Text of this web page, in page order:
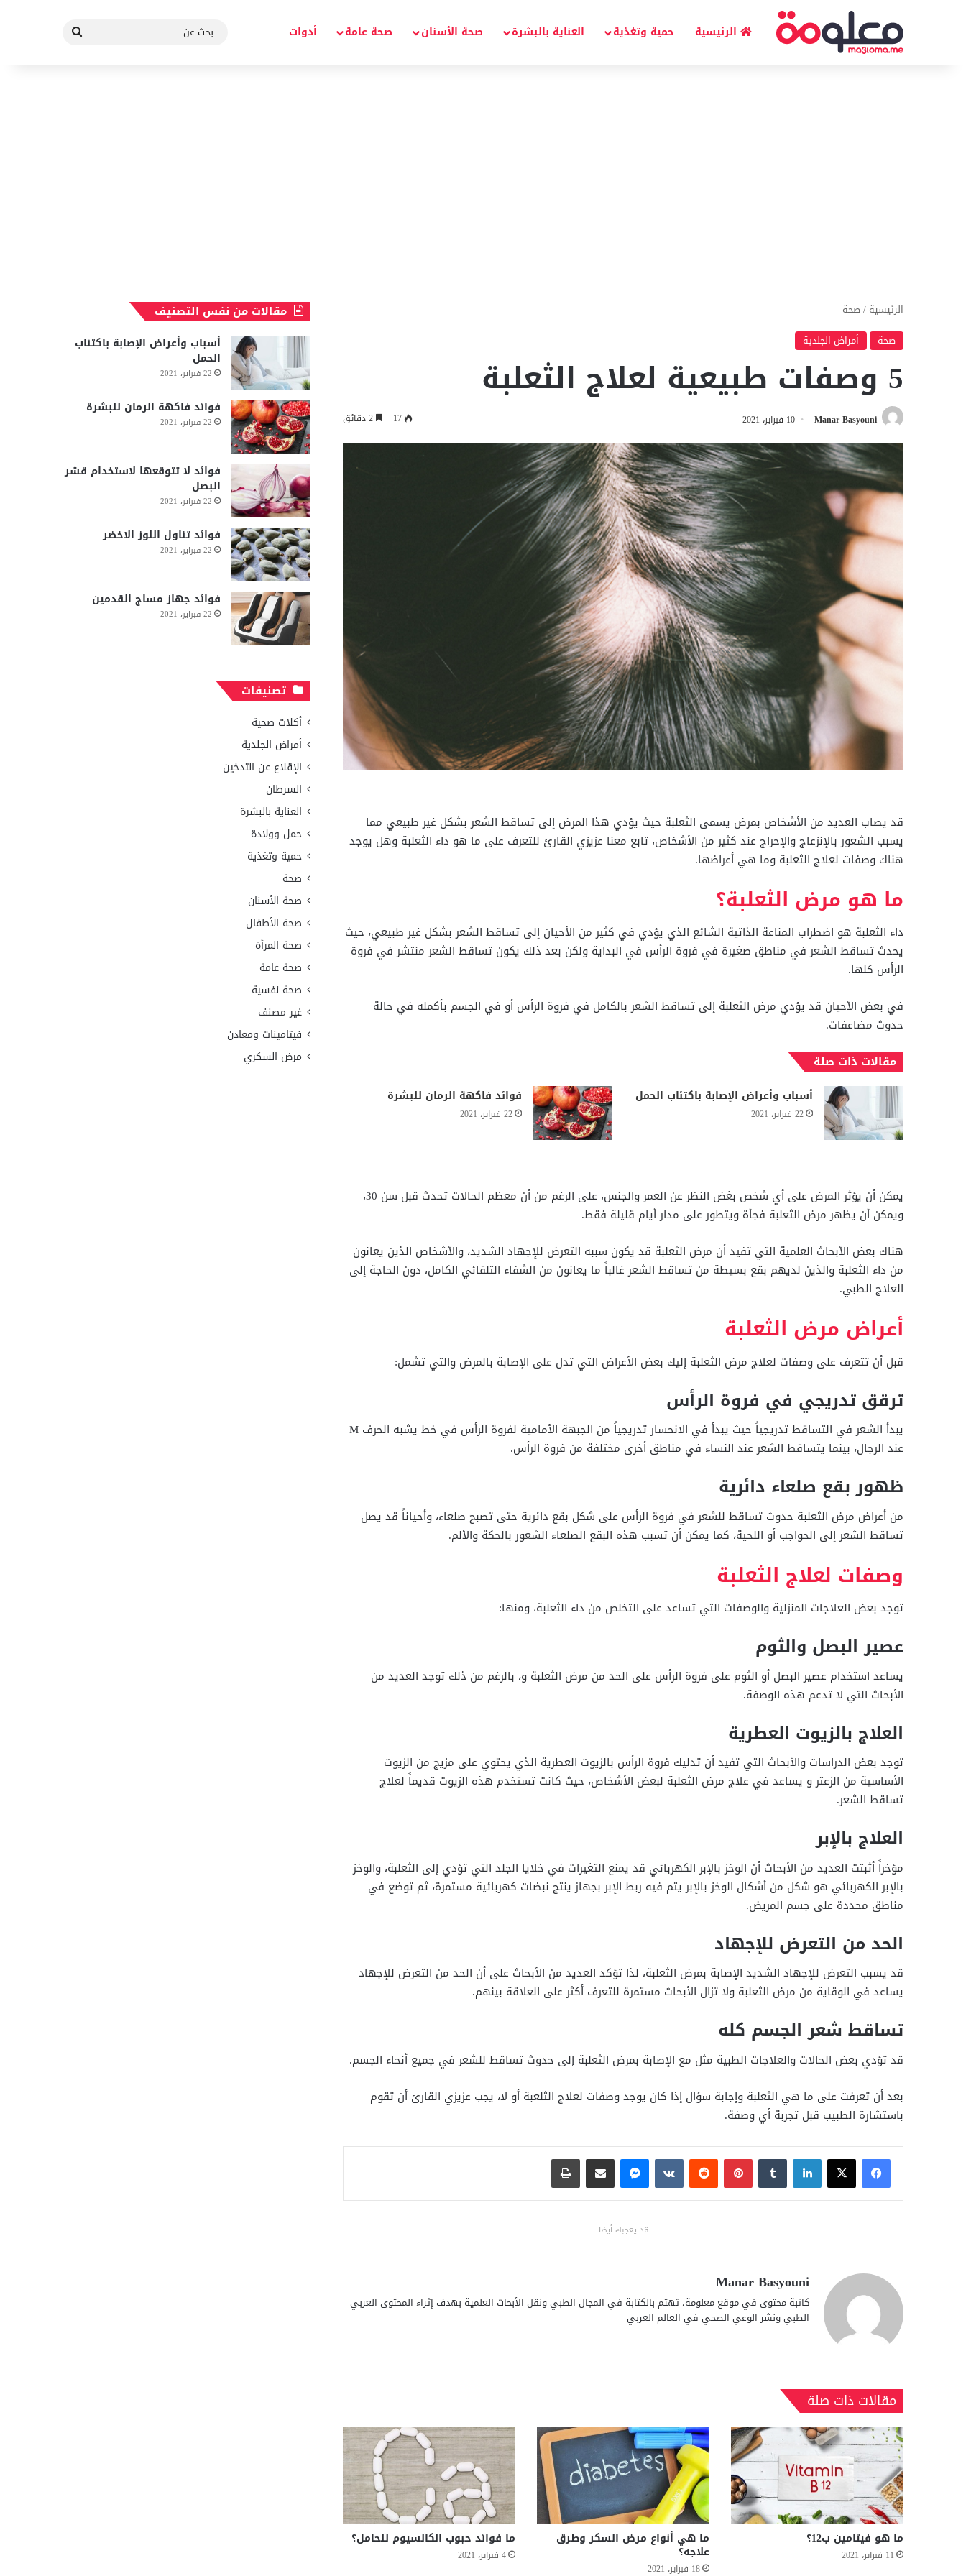
الرئيسية حمية وتغذية العناية بالبشرة صحة الأسنان صحة عامة أدوات
بحث
الرئيسية /صحة
صحة
أمراض الجلدية
5 وصفات طبيعية لعلاج الثعلبة
Manar Basyouni 10 فبراير، 2021 17
قد يصاب العديد من الأشخاص بمرض يسمى الثعلبة حيث يؤدي هذا المرض إلى تساقط الشعر بشكل غير طبيعي مما
يسبب الشعور بالإنزعاج والإحراج عند كثير من الأشخاص، تابع معنا عزيزي القارئ للتعرف على ما هو داء الثعلبة وهل يوجد
هناك وصفات لعلاج الثعلبة وما هي أعراضها.
ما هو مرض الثعلبة؟
داء الثعلبة هو اضطراب المناعة الذاتية الشائع الذي يؤدي في كثير من الأحيان إلى تساقط الشعر بشكل غير طبيعي، حيث
يحدث تساقط الشعر في مناطق صغيرة في فروة الرأس في البداية ولكن بعد ذلك يكون تساقط الشعر منتشر في فروة
الرأس كلها.
في بعض الأحيان قد يؤدي مرض الثعلبة إلى تساقط الشعر بالكامل في فروة الرأس أو في الجسم بأكمله في حالة
حدوث مضاعفات.
مقالات ذات صلة
أسباب وأعراض الإصابة باكتئاب الحمل
22 فبراير، 2021
فوائد فاكهة الرمان للبشرة
22 فبراير، 2021
يمكن أن يؤثر المرض على أي شخص بغض النظر عن العمر والجنس، على الرغم من أن معظم الحالات تحدث قبل سن 30،
ويمكن أن يظهر مرض الثعلبة فجأة ويتطور على مدار أيام قليلة فقط.
هناك بعض الأبحاث العلمية التي تفيد أن مرض الثعلبة قد يكون سببه التعرض للإجهاد الشديد، والأشخاص الذين يعانون
من داء الثعلبة والذين لديهم بقع بسيطة من تساقط الشعر غالباً ما يعانون من الشفاء التلقائي الكامل، دون الحاجة إلى
العلاج الطبي.
أعراض مرض الثعلبة
قبل أن تتعرف على وصفات لعلاج مرض الثعلبة إليك بعض الأعراض التي تدل على الإصابة بالمرض والتي تشمل:
ترقق تدريجي في فروة الرأس
يبدأ الشعر في التساقط تدريجياً حيث يبدأ في الانحسار تدريجياً من الجبهة الأمامية لفروة الرأس في خط يشبه الحرف M
عند الرجال، بينما يتساقط الشعر عند النساء في مناطق أخرى مختلفة من فروة الرأس.
ظهور بقع صلعاء دائرية
من أعراض مرض الثعلبة حدوث تساقط للشعر في فروة الرأس على شكل بقع دائرية حتى تصبح صلعاء، وأحياناً قد يصل
تساقط الشعر إلى الحواجب أو اللحية، كما يمكن أن تسبب هذه البقع الصلعاء الشعور بالحكة والألم.
وصفات لعلاج الثعلبة
توجد بعض العلاجات المنزلية والوصفات التي تساعد على التخلص من داء الثعلبة، ومنها:
عصير البصل والثوم
يساعد استخدام عصير البصل أو الثوم على فروة الرأس على الحد من مرض الثعلبة و، بالرغم من ذلك توجد العديد من
الأبحاث التي لا تدعم هذه الوصفة.
العلاج بالزيوت العطرية
توجد بعض الدراسات والأبحاث التي تفيد أن تدليك فروة الرأس بالزيوت العطرية الذي يحتوي على مزيج من الزيوت
الأساسية من الزعتر و يساعد في علاج مرض الثعلبة لبعض الأشخاص، حيث كانت تستخدم هذه الزيوت قديماً لعلاج
تساقط الشعر.
العلاج بالإبر
مؤخراً أثبتت العديد من الأبحاث أن الوخز بالإبر الكهربائي قد يمنع التغيرات في خلايا الجلد التي تؤدي إلى الثعلبة، والوخز
بالإبر الكهربائي هو شكل من أشكال الوخز بالإبر يتم فيه ربط الإبر بجهاز ينتج نبضات كهربائية مستمرة، ثم توضع في
مناطق محددة على جسم المريض.
الحد من التعرض للإجهاد
قد يسبب التعرض للإجهاد الشديد الإصابة بمرض الثعلبة، لذا تؤكد العديد من الأبحاث على أن الحد من التعرض للإجهاد
يساعد في الوقاية من مرض الثعلبة ولا تزال الأبحاث مستمرة للتعرف أكثر على العلاقة بينهم.
تساقط شعر الجسم كله
قد تؤدي بعض الحالات والعلاجات الطبية مثل مع الإصابة بمرض الثعلبة إلى حدوث تساقط للشعر في جميع أنحاء الجسم.
بعد أن تعرفت على ما هي الثعلبة وإجابة سؤال إذا كان يوجد وصفات لعلاج الثلعبة أو لا، يجب عزيزي القارئ أن تقوم
باستشارة الطبيب قبل تجربة أي وصفة.
فيسبوكX لينكدإن بينتيريست ماسنجر مشاركة عبر البريد طباعة
قد يعجبك أيضا
Manar Basyouni
كاتبة محتوى في موقع معلومة، تهتم بالكتابة في المجال الطبي ونقل الأبحاث العلمية بهدف إثراء المحتوى العربي
الطبي ونشر الوعي الصحي في العالم العربي
مقالات ذات صلة
ما هو فيتامين ب12؟
11 فبراير، 2021
ما هي أنواع مرض السكر وطرق
علاجه؟
18 فبراير، 2021
ما فوائد حبوب الكالسيوم للحامل؟
4 فبراير، 2021
مقالات من نفس التصنيف
أسباب وأعراض الإصابة باكتئاب
الحمل
22 فبراير، 2021
فوائد فاكهة الرمان للبشرة
22 فبراير، 2021
فوائد لا تتوقعها لاستخدام قشر
البصل
22 فبراير، 2021
فوائد تناول اللوز الاخضر
22 فبراير، 2021
فوائد جهاز مساج القدمين
22 فبراير، 2021
تصنيفات
أكلات صحية
أمراض الجلدية
الإقلاع عن التدخين
السرطان
العناية بالبشرة
حمل وولادة
حمية وتغذية
صحة
صحة الأسنان
صحة الأطفال
صحة المرأة
صحة عامة
صحة نفسية
غير مصنف
فيتامينات ومعادن
مرض السكري